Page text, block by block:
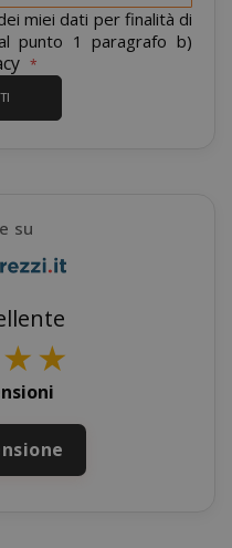
miei dati per finalità di
punto 1 paragrafo b)
su
★★